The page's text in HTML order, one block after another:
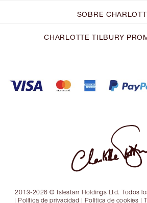
SOBRE
CHARLOTTE TILBURY
2013-2026 © Islestarr Holdings Ltd. Todos
| Política de privacidad | Política de cookies |